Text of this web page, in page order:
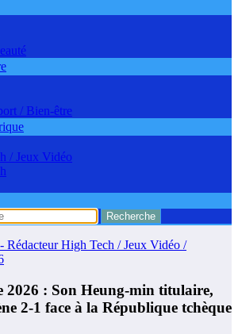
/ Bien-être
/ Jeux Vidéo
Rédacteur High Tech / Jeux Vidéo /
2026 : Son Heung-min titulaire,
2-1 face à la République tchèque